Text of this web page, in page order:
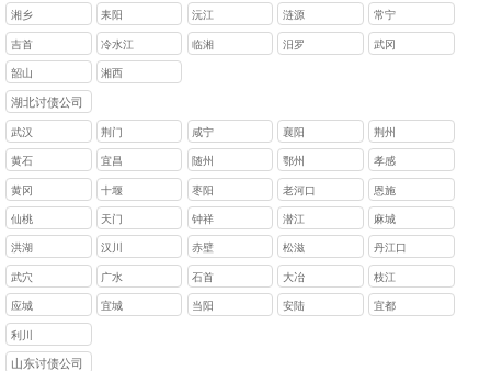
湘乡 耒阳 沅江 涟源 常宁
吉首 冷水江 临湘 汨罗 武冈
韶山 湘西
湖北讨债公司
武汉 荆门 咸宁 襄阳 荆州
黄石 宜昌 随州 鄂州 孝感
黄冈 十堰 枣阳 老河口 恩施
仙桃 天门 钟祥 潜江 麻城
洪湖 汉川 赤壁 松滋 丹江口
武穴 广水 石首 大冶 枝江
应城 宜城 当阳 安陆 宜都
利川
山东讨债公司